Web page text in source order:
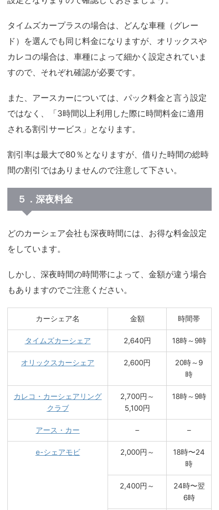
タイムズカープラスの場合は、どんな車種（グレー
ド）を選んでも同じ料金になりますが、オリックスや
カレコの場合は、車種によって細かく設定されていま
すので、それぞれ確認が必要です。
また、アースカーについては、パック料金と言う設定
ではなく、「3時間以上利用した際に時間料金に適用
される割引サービス」となります。
割引率は最大で80％となりますが、借りた時間の総時
間の割引ではありませんので注意して下さい。
５．深夜料金
どのカーシェア会社も深夜時間には、お得な料金設定
をしています。
しかし、深夜時間の時間帯によって、金額が違う場合
もありますのでご注意ください。
カーシェア名 金額 時間帯
タイムズカーシェア 2,640円 18時～9時
オリックスカーシェア 2,600円
20時～9
時
カレコ・カーシェアリング
クラブ
2,700円～
5,100円
18時～9時
アース・カー – –
e-シェアモビ 2,000円～
18時〜24
時
2,400円～
24時〜翌
6時